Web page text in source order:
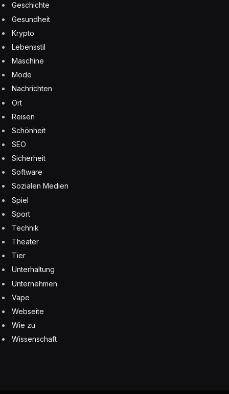
Geschichte
Gesundheit
Krypto
Lebensstil
Maschine
Mode
Nachrichten
Ort
Reisen
Schönheit
SEO
Sicherheit
Software
Sozialen Medien
Spiel
Sport
Technik
Theater
Tier
Unterhaltung
Unternehmen
Vape
Webseite
Wie zu
Wissenschaft